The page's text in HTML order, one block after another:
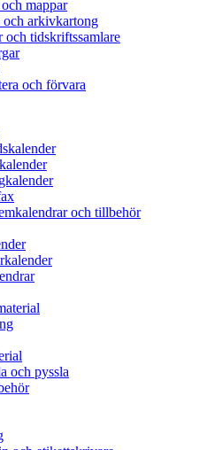
mappar
arkivkartong
och tidskriftssamlare
och förvara
och tillbehör
och pyssla